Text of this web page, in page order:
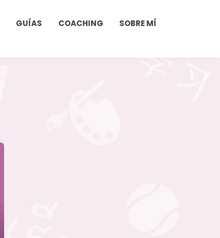
GUÍAS COACHING SOBRE MÍ